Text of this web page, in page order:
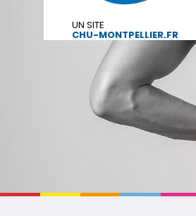
UN SITE
CHU-MONTPELLIER.FR